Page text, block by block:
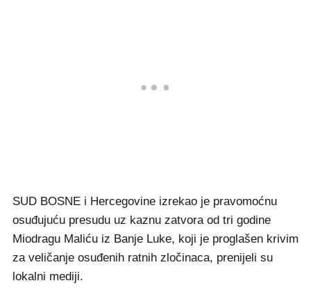
SUD BOSNE i Hercegovine izrekao je pravomoćnu
osuđujuću presudu uz kaznu zatvora od tri godine
Miodragu Maliću iz Banje Luke, koji je proglašen krivim
za veličanje osuđenih ratnih zločinaca, prenijeli su
lokalni mediji.